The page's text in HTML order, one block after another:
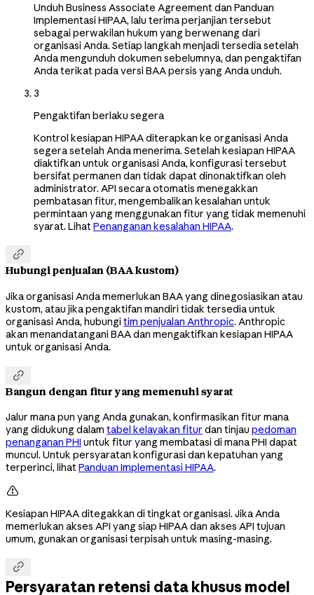
Unduh Business Associate Agreement dan Panduan
Implementasi HIPAA, lalu terima perjanjian tersebut
sebagai perwakilan hukum yang berwenang dari
organisasi Anda. Setiap langkah menjadi tersedia setelah
Anda mengunduh dokumen sebelumnya, dan pengaktifan
Anda terikat pada versi BAA persis yang Anda unduh.
3
Pengaktifan berlaku segera
Kontrol kesiapan HIPAA diterapkan ke organisasi Anda
segera setelah Anda menerima. Setelah kesiapan HIPAA
diaktifkan untuk organisasi Anda, konfigurasi tersebut
bersifat permanen dan tidak dapat dinonaktifkan oleh
administrator. API secara otomatis menegakkan
pembatasan fitur, mengembalikan kesalahan untuk
permintaan yang menggunakan fitur yang tidak memenuhi
syarat. LihatPenanganan kesalahan HIPAA.

Hubungi penjualan (BAA kustom)
Jika organisasi Anda memerlukan BAA yang dinegosiasikan atau
kustom, atau jika pengaktifan mandiri tidak tersedia untuk
organisasi Anda, hubungi tim penjualan Anthropic. Anthropic
akan menandatangani BAA dan mengaktifkan kesiapan HIPAA
untuk organisasi Anda.

Bangun dengan fitur yang memenuhi syarat
Jalur mana pun yang Anda gunakan, konfirmasikan fitur mana
yang didukung dalam tabel kelayakan fitur dan tinjau pedoman
penanganan PHI untuk fitur yang membatasi di mana PHI dapat
muncul. Untuk persyaratan konfigurasi dan kepatuhan yang
terperinci, lihatPanduan Implementasi HIPAA.

Kesiapan HIPAA ditegakkan di tingkat organisasi. Jika Anda
memerlukan akses API yang siap HIPAA dan akses API tujuan
umum, gunakan organisasi terpisah untuk masing-masing.

Persyaratan retensi data khusus model